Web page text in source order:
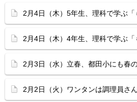
2月4日（木）5年生、理科で学ぶ「
2月4日（木）4年生、理科で学ぶ「
2月3日（水）立春、都田小にも春
2月2日（火）ワンタンは調理員さ